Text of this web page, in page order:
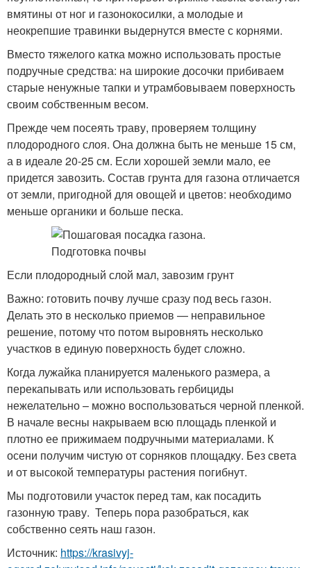
вмятины от ног и газонокосилки, а молодые и
неокрепшие травинки выдернутся вместе с корнями.
Вместо тяжелого катка можно использовать простые
подручные средства: на широкие досочки прибиваем
старые ненужные тапки и утрамбовываем поверхность
своим собственным весом.
Прежде чем посеять траву, проверяем толщину
плодородного слоя. Она должна быть не меньше 15 см,
а в идеале 20-25 см. Если хорошей земли мало, ее
придется завозить. Состав грунта для газона отличается
от земли, пригодной для овощей и цветов: необходимо
меньше органики и больше песка.
Если плодородный слой мал, завозим грунт
Важно: готовить почву лучше сразу под весь газон.
Делать это в несколько приемов — неправильное
решение, потому что потом выровнять несколько
участков в единую поверхность будет сложно.
Когда лужайка планируется маленького размера, а
перекапывать или использовать гербициды
нежелательно – можно воспользоваться черной пленкой.
В начале весны накрываем всю площадь пленкой и
плотно ее прижимаем подручными материалами. К
осени получим чистую от сорняков площадку. Без света
и от высокой температуры растения погибнут.
Мы подготовили участок перед там, как посадить
газонную траву. Теперь пора разобраться, как
собственно сеять наш газон.
Источник: https://krasivyj-